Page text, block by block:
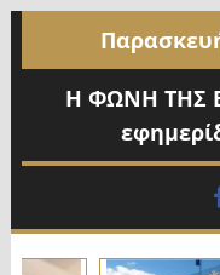
περιεχόμενο
Η ΦΩΝΗ ΤΗΣ